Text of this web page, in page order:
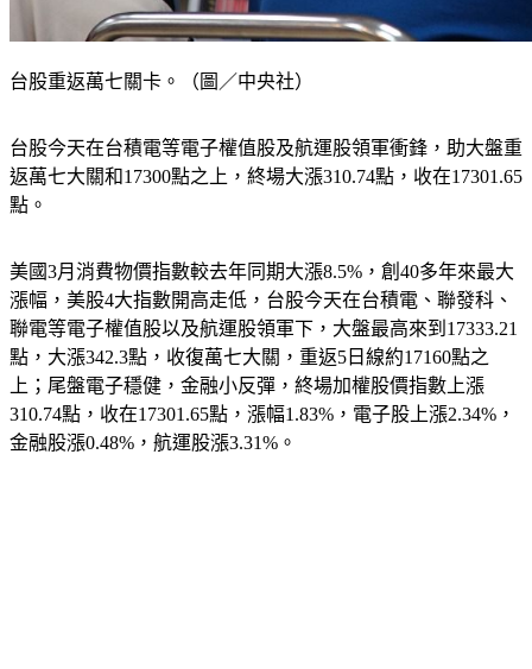
台股重返萬七關卡。（圖／中央社）
台股今天在台積電等電子權值股及航運股領軍衝鋒，助大盤重
返萬七大關和17300點之上，終場大漲310.74點，收在17301.65
點。
美國3月消費物價指數較去年同期大漲8.5%，創40多年來最大
漲幅，美股4大指數開高走低，台股今天在台積電、聯發科、
聯電等電子權值股以及航運股領軍下，大盤最高來到17333.21
點，大漲342.3點，收復萬七大關，重返5日線約17160點之
上；尾盤電子穩健，金融小反彈，終場加權股價指數上漲
310.74點，收在17301.65點，漲幅1.83%，電子股上漲2.34%，
金融股漲0.48%，航運股漲3.31%。